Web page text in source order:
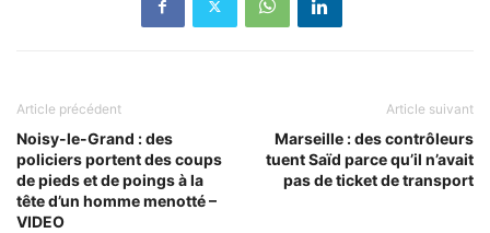
Article précédent
Noisy-le-Grand : des
policiers portent des coups
de pieds et de poings à la
tête d’un homme menotté –
VIDEO
Article suivant
Marseille : des contrôleurs
tuent Saïd parce qu’il n’avait
pas de ticket de transport